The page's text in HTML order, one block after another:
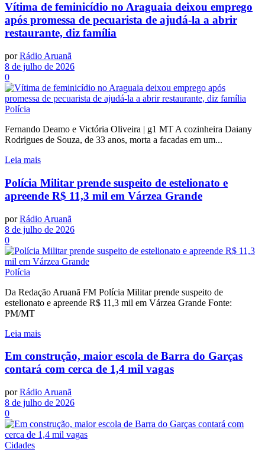
Vítima de feminicídio no Araguaia deixou emprego
após promessa de pecuarista de ajudá-la a abrir
restaurante, diz família
por Rádio Aruanã
8 de julho de 2026
0
Polícia
Fernando Deamo e Victória Oliveira | g1 MT A cozinheira Daiany
Rodrigues de Souza, de 33 anos, morta a facadas em um...
Leia mais
Polícia Militar prende suspeito de estelionato e
apreende R$ 11,3 mil em Várzea Grande
por Rádio Aruanã
8 de julho de 2026
0
Polícia
Da Redação Aruanã FM Polícia Militar prende suspeito de
estelionato e apreende R$ 11,3 mil em Várzea Grande Fonte:
PM/MT
Leia mais
Em construção, maior escola de Barra do Garças
contará com cerca de 1,4 mil vagas
por Rádio Aruanã
8 de julho de 2026
0
Cidades